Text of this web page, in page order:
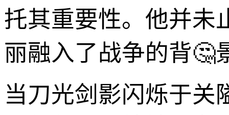
托其重要性。他并未
丽融入了战争的背🤔
当刀光剑影闪烁于关